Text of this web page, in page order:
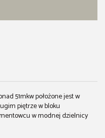
51mkw położone jest w
piętrze w bloku
w modnej dzielnicy